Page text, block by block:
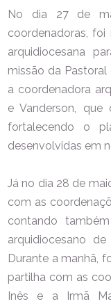
No dia 27 de
coordenadoras,
arquidiocesana
missão da
a coordenadora
e Vanderson, que
fortalecendo o
desenvolvidas em
Já no dia 28 de
com as
contando
arquidiocesano
Durante a manhã,
partilha com as
Inês e a Irmã